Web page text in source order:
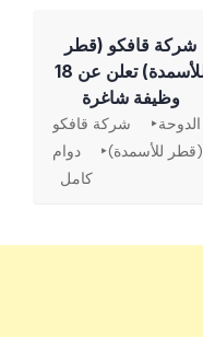
شركة قافكو (قطر
للأسمدة) تعلن عن 18
وظيفة شاغرة
الدوحة
شركة قافكو
(قطر للأسمدة)
دوام
كامل